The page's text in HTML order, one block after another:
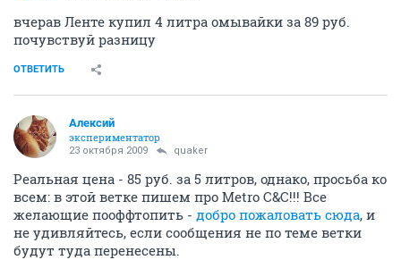
вчерав Ленте купил 4 литра омывайки за 89 руб.
почувствуй разницу
ОТВЕТИТЬ
Алексий
экспериментатор
23 октября 2009 quaker
Реальная цена - 85 руб. за 5 литров, однако, просьба ко
всем: в этой ветке пишем про Metro C&C!!! Все
желающие пооффтопить - добро пожаловать сюда, и
не удивляйтесь, если сообщения не по теме ветки
будут туда перенесены.